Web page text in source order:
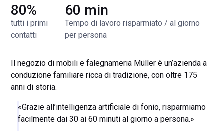
80%
tutti i primi
contatti
60 min
Tempo di lavoro risparmiato / al giorno
per persona
Il negozio di mobili e falegnameria Müller è un’azienda a
conduzione familiare ricca di tradizione, con oltre 175
anni di storia.
«Grazie all’intelligenza artificiale di fonio, risparmiamo
facilmente dai 30 ai 60 minuti al giorno a persona.»